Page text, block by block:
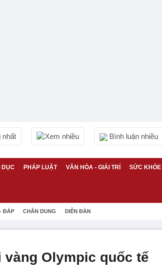
nhất Xem nhiều Bình luận nhiều
DỤC PHÁP LUẬT VĂN HÓA - GIẢI TRÍ SỨC KHỎE
ĐÁP CHÂN DUNG DIỄN ĐÀN
Olympic quốc tế